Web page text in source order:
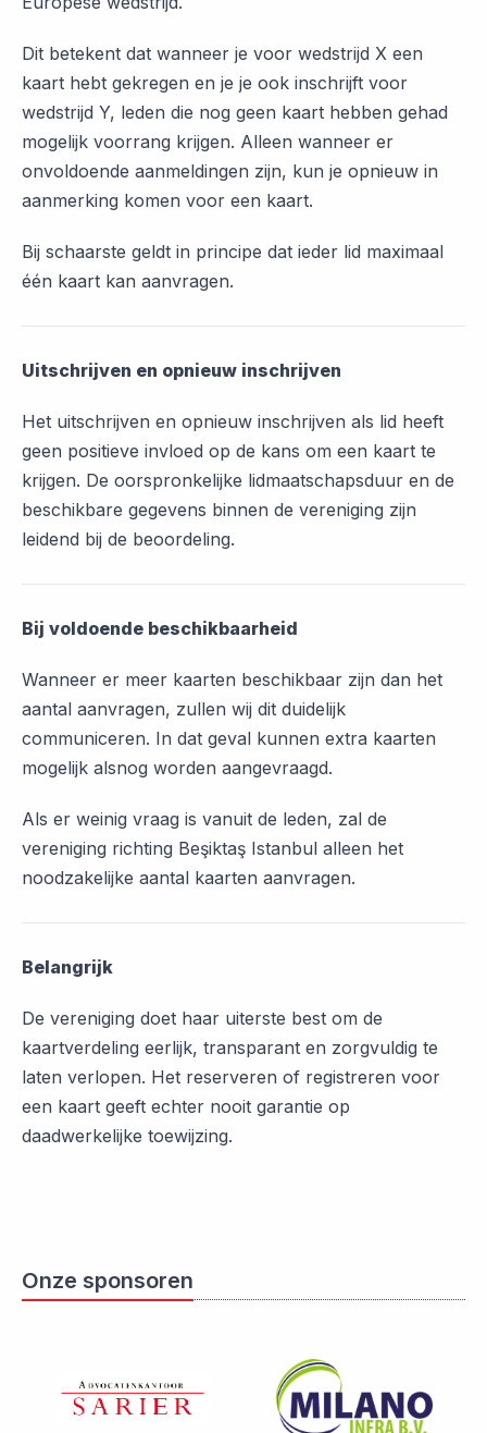
Dit betekent dat wanneer je voor wedstrijd X een
kaart hebt gekregen en je je ook inschrijft voor
wedstrijd Y, leden die nog geen kaart hebben gehad
mogelijk voorrang krijgen. Alleen wanneer er
onvoldoende aanmeldingen zijn, kun je opnieuw in
aanmerking komen voor een kaart.
Bij schaarste geldt in principe dat ieder lid maximaal
één kaart kan aanvragen.
Uitschrijven en opnieuw inschrijven
Het uitschrijven en opnieuw inschrijven als lid heeft
geen positieve invloed op de kans om een kaart te
krijgen. De oorspronkelijke lidmaatschapsduur en de
beschikbare gegevens binnen de vereniging zijn
leidend bij de beoordeling.
Bij voldoende beschikbaarheid
Wanneer er meer kaarten beschikbaar zijn dan het
aantal aanvragen, zullen wij dit duidelijk
communiceren. In dat geval kunnen extra kaarten
mogelijk alsnog worden aangevraagd.
Als er weinig vraag is vanuit de leden, zal de
vereniging richting Beşiktaş Istanbul alleen het
noodzakelijke aantal kaarten aanvragen.
Belangrijk
De vereniging doet haar uiterste best om de
kaartverdeling eerlijk, transparant en zorgvuldig te
laten verlopen. Het reserveren of registreren voor
een kaart geeft echter nooit garantie op
daadwerkelijke toewijzing.
Onze sponsoren